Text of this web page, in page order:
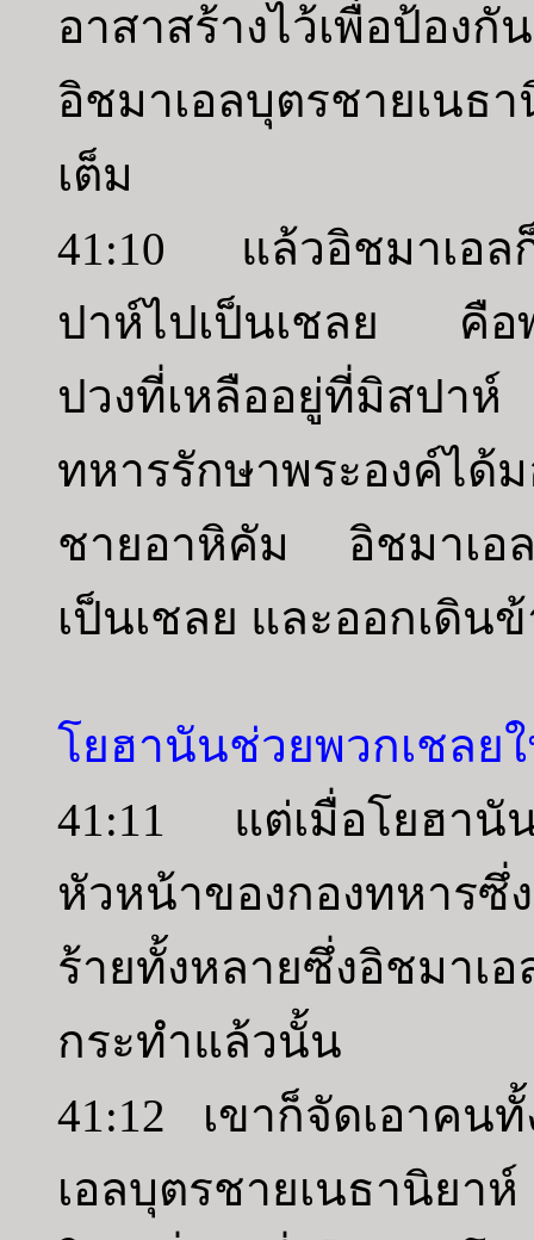
อาสาสร้างไว้เพื่อป้อง
อิชมาเอลบุตรชายเนธ
เต็ม
41:10 แล้วอิชมาเอล
ปาห์ไปเป็นเชลย คือ
ปวงที่เหลืออยู่ที่มิสปา
ทหารรักษาพระองค์ได้
ชายอาหิคัม อิชมาเอล
เป็นเชลย และออกเดิ
โยฮานันช่วยพวกเชลย
41:11 แต่เมื่อโยฮานัน
หัวหน้าของกองทหารซึ่
ร้ายทั้งหลายซึ่งอิชมาเ
กระทำแล้วนั้น
41:12 เขาก็จัดเอาคน
เอลบุตรชายเนธานิยา